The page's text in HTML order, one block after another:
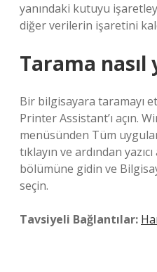
yanındaki kutuyu
diğer verilerin işaretini
Tarama nasıl
Bir bilgisayara taramayı
Printer Assistant’ı açın.
menüsünden Tüm
tıklayın ve ardından
bölümüne gidin ve
seçin.
Tavsiyeli Bağlantılar: